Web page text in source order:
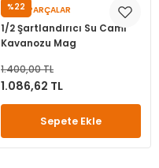
%22
YEDEK PARÇALAR
1/2 Şartlandırıcı Su Camı
Kavanozu Mag
1.400,00 TL
1.086,62 TL
Sepete Ekle